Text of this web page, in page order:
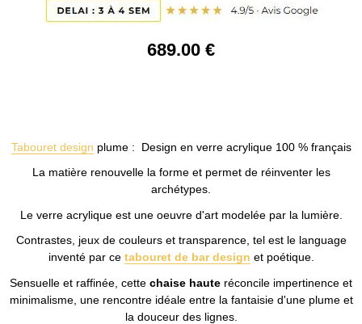
689.00 €
Tabouret design plume: Design en verre acrylique 100 % français
La matière renouvelle la forme et permet de réinventer les
archétypes.
Le verre acrylique est une oeuvre d'art modelée par la lumière.
Contrastes, jeux de couleurs et transparence, tel est le language
inventé par ce tabouret de bar design et poétique.
Sensuelle et raffinée, cette chaise haute réconcile impertinence et
minimalisme, une rencontre idéale entre la fantaisie d'une plume et
la douceur des lignes.